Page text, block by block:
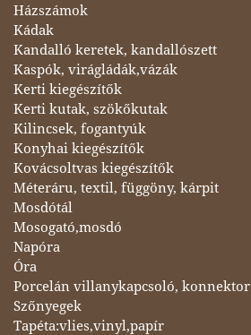
Házszámok
Kádak
Kandalló keretek, kandallószett
Kaspók, virágládák,vázák
Kerti kiegészítők
Kerti kutak, szökőkutak
Kilincsek, fogantyúk
Konyhai kiegészítők
Kovácsoltvas kiegészítők
Méteráru, textil, függöny, kárpit
Mosdótál
Mosogató,mosdó
Napóra
Óra
Porcelán villanykapcsoló, konnektor
Szőnyegek
Tapéta:vlies,vinyl,papír